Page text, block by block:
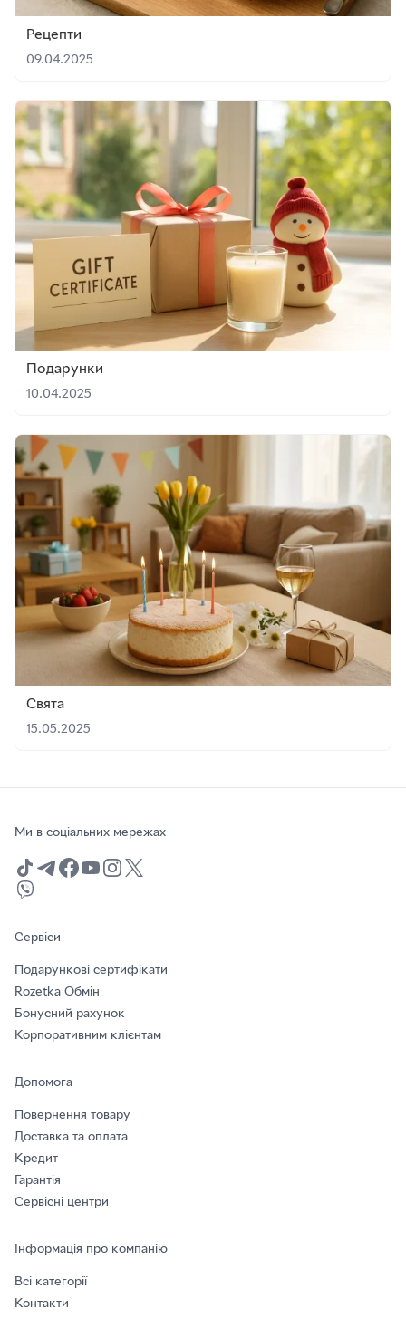
Рецепти
09.04.2025
Подарунки
10.04.2025
Свята
15.05.2025
Ми в соціальних мережах
Сервіси
Подарункові сертифікати
Rozetka Обмін
Бонусний рахунок
Корпоративним клієнтам
Допомога
Повернення товару
Доставка та оплата
Кредит
Гарантія
Сервісні центри
Інформація про компанію
Всі категорії
Контакти